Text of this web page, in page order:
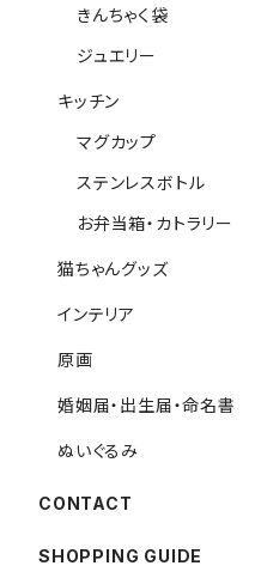
きんちゃく袋
ジュエリー
キッチン
マグカップ
ステンレスボトル
お弁当箱・カトラリー
猫ちゃんグッズ
インテリア
原画
婚姻届・出生届・命名書
ぬいぐるみ
CONTACT
SHOPPING GUIDE